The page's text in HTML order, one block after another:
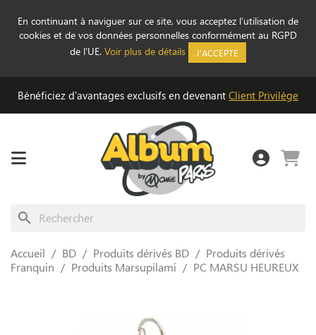
En continuant à naviguer sur ce site, vous acceptez l’utilisation de
cookies et de vos données personnelles conformément au RGPD
de l’UE. Voir plus de détails J'ACCEPTE
Bénéficiez d'avantages exclusifs en devenant Client Privilège
search
Accueil BD Produits dérivés BD
Produits dérivés
Franquin
Produits Marsupilami PC MARSU HEUREUX